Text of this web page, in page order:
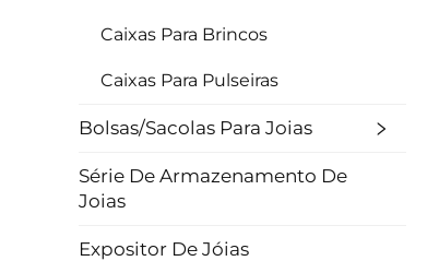
Caixas Para Brincos
Caixas Para Pulseiras
Bolsas/Sacolas Para Joias
Série De Armazenamento De
Joias
Expositor De Jóias